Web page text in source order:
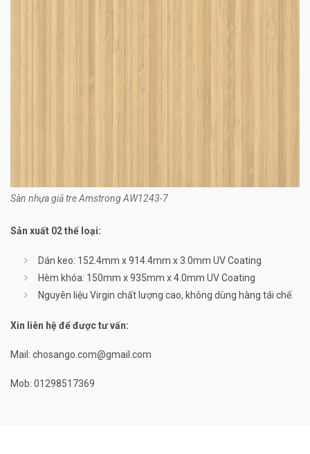
Sàn nhựa giả tre Amstrong AW1243-7
Sản xuất 02 thể loại:
Dán keo: 152.4mm x 914.4mm x 3.0mm UV Coating
Hèm khóa: 150mm x 935mm x 4.0mm UV Coating
Nguyên liệu Virgin chất lượng cao, không dùng hàng tái chế.
Xin liên hệ để được tư vấn:
Mail: chosango.com@gmail.com
Mob: 01298517369